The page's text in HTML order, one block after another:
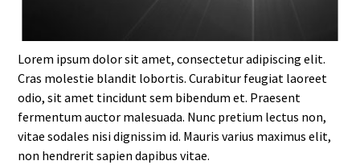
Lorem ipsum dolor sit amet, consectetur adipiscing elit.
Cras molestie blandit lobortis. Curabitur feugiat laoreet
odio, sit amet tincidunt sem bibendum et. Praesent
fermentum auctor malesuada. Nunc pretium lectus non,
vitae sodales nisi dignissim id. Mauris varius maximus elit,
non hendrerit sapien dapibus vitae.